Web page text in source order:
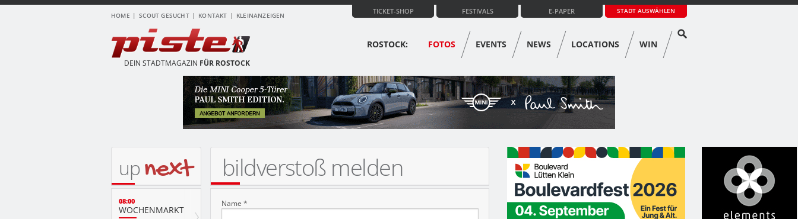
HOME SCOUT GESUCHT KONTAKT KLEINANZEIGEN
STADT AUSWÄHLEN
E-PAPER
FESTIVALS
TICKET-SHOP
DEIN STADTMAGAZIN FÜR ROSTOCK
ROSTOCK: FOTOS EVENTS NEWS LOCATIONS WIN
bildverstoß melden
Name *
upnext
08:00
WOCHENMARKT